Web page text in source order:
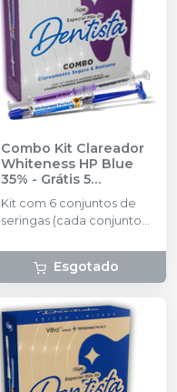
Combo Kit Clareador
Whiteness HP Blue
35% - Grátis 5
Seringas Whiteness
Perfect 16%- FGM
Kit com 6 conjuntos de
seringas (cada conjunto
Peróxido de Hidrogênio
com 0,84g e 1 seringa de
1,2g no total em cada
conjunto) + Top Dam
Verde com 2g + 6
ponteiras + Neutralizante
com 2g + 6 dispositivos
Esgotado